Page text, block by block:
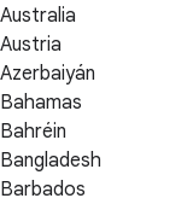
Australia
Austria
Azerbaiyán
Bahamas
Bahréin
Bangladesh
Barbados